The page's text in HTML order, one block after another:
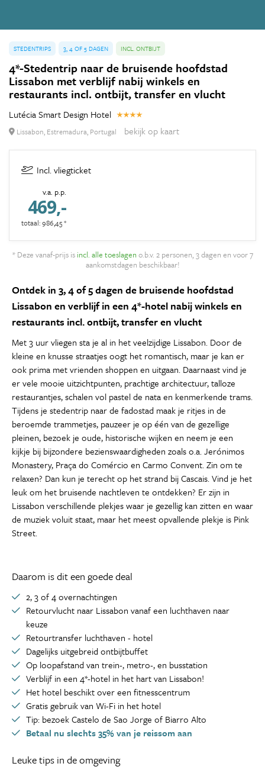
STEDENTRIPS 3, 4 OF 5 DAGEN INCL. ONTBIJT
4*-Stedentrip naar de bruisende hoofdstad
Lissabon met verblijf nabij winkels en
restaurants incl. ontbijt, transfer en vlucht
Lutécia Smart Design Hotel
Lissabon, Estremadura, Portugal bekijk op kaart
Incl. vliegticket
v.a. p.p.
469,-
totaal: 986,45 *
* Deze vanaf-prijs is incl. alle toeslagen o.b.v. 2 personen, 3 dagen en voor 7
aankomstdagen beschikbaar!
Ontdek in 3, 4 of 5 dagen de bruisende hoofdstad
Lissabon en verblijf in een 4*-hotel nabij winkels en
restaurants incl. ontbijt, transfer en vlucht
Met 3 uur vliegen sta je al in het veelzijdige Lissabon. Door de
kleine en knusse straatjes oogt het romantisch, maar je kan er
ook prima met vrienden shoppen en uitgaan. Daarnaast vind je
er vele mooie uitzichtpunten, prachtige architectuur, talloze
restaurantjes, schalen vol pastel de nata en kenmerkende trams.
Tijdens je stedentrip naar de fadostad maak je ritjes in de
beroemde trammetjes, pauzeer je op één van de gezellige
pleinen, bezoek je oude, historische wijken en neem je een
kijkje bij bijzondere bezienswaardigheden zoals o.a. Jerónimos
Monastery, Praça do Comércio en Carmo Convent. Zin om te
relaxen? Dan kun je terecht op het strand bij Cascais. Vind je het
leuk om het bruisende nachtleven te ontdekken? Er zijn in
Lissabon verschillende plekjes waar je gezellig kan zitten en waar
de muziek voluit staat, maar het meest opvallende plekje is Pink
Street.
Daarom is dit een goede deal
2, 3 of 4 overnachtingen
Retourvlucht naar Lissabon vanaf een luchthaven naar
keuze
Retourtransfer luchthaven - hotel
Dagelijks uitgebreid ontbijtbuffet
Op loopafstand van trein-, metro-, en busstation
Verblijf in een 4*-hotel in het hart van Lissabon!
Het hotel beschikt over een fitnesscentrum
Gratis gebruik van Wi-Fi in het hotel
Tip: bezoek Castelo de Sao Jorge of Biarro Alto
Betaal nu slechts 35% van je reissom aan
Leuke tips in de omgeving